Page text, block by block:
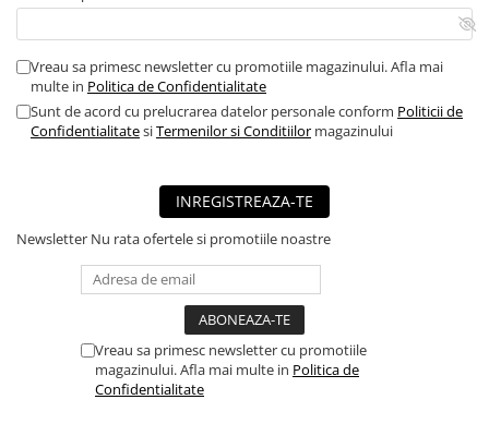
■ Scule de mana
■ Vulcanizare
■ Vopsea spray
► Ulei motor autoturisme
■ Ulei motor RAVENOL
■ Ulei motor LIQUI MOLY
■ Ulei motor MOBIL
■ Ulei motor MOTUL
Vreau sa primesc newsletter cu promotiile magazinului. Afla mai
multe in Politica de Confidentialitate
Sunt de acord cu prelucrarea datelor personale conform Politicii de
ConfidentialitatesiTermenilor si Conditiilor magazinului
INREGISTREAZA-TE
Newsletter Nu rata ofertele si promotiile noastre
Vreau sa primesc newsletter cu promotiile
magazinului. Afla mai multe in Politica de
Confidentialitate